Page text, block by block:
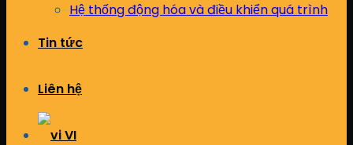
Hệ thống động hóa và điều khiển quá trình
Tin tức
Liên hệ
VI